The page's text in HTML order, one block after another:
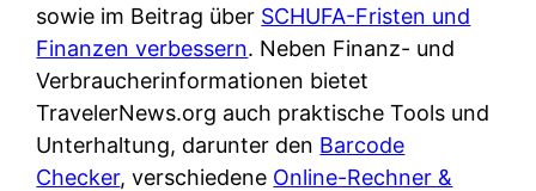
e
e
h
e
n
t
i
s
sowie im Beitrag über SCHUFA-Fristen und
Finanzen verbessern. Neben Finanz- und
Verbraucherinformationen bietet
TravelerNews.org auch praktische Tools und
Unterhaltung, darunter den Barcode
Checker, verschiedene Online-Rechner &